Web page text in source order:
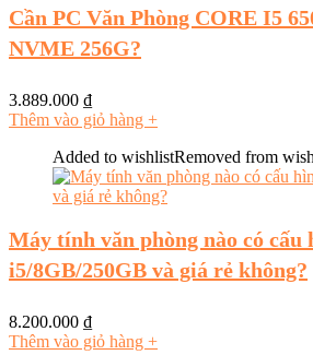
Cần PC Văn Phòng CORE I5
NVME 256G?
3.889.000 ₫
Thêm vào giỏ hàng +
Added to wishlistRemoved from
Máy tính văn phòng nào có cấu
i5/8GB/250GB và giá rẻ không?
8.200.000 ₫
Thêm vào giỏ hàng +